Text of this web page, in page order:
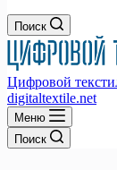
Поиск
Цифровой
digitaltextile.net
Меню
Поиск